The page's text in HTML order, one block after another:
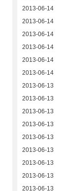
2013-06-14
2013-06-14
2013-06-14
2013-06-14
2013-06-14
2013-06-14
2013-06-13
2013-06-13
2013-06-13
2013-06-13
2013-06-13
2013-06-13
2013-06-13
2013-06-13
2013-06-13